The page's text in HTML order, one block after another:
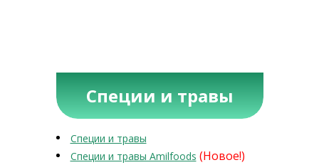
Специи и травы
Специи и травы
Специи и травы Amilfoods (Новое!)